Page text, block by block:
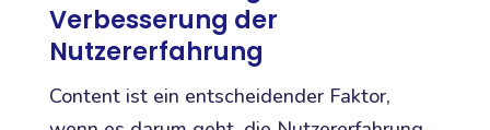
Verbesserung der
Nutzererfahrung
Content ist ein entscheidender Faktor,